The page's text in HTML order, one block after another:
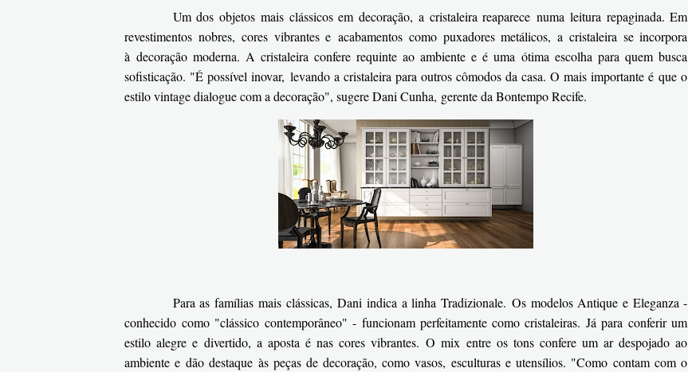
Um dos objetos mais clássicos em decoração, a cristaleira reaparece numa leitura repaginada. Em
revestimentos nobres, cores vibrantes e acabamentos como puxadores metálicos, a cristaleira se incorpora
à decoração moderna. A cristaleira confere requinte ao ambiente e é umaótima escolha para quem busca
sofisticação. "É possível inovar, levando a cristaleira para outros cômodos da casa. O mais importante é que o
estilo vintage dialogue com a decoração", sugere Dani Cunha, gerente da Bontempo Recife.
Para as famílias mais clássicas, Dani indica a linha Tradizionale. Os modelos Antique e Eleganza -
conhecido como "clássico contemporâneo" - funcionam perfeitamente como cristaleiras. Já para conferir um
estilo alegre e divertido, a aposta é nas cores vibrantes. O mix entre os tons confere um ar despojado ao
ambiente e dão destaque às peças de decoração, como vasos, esculturas e utensílios. "Como contam com o